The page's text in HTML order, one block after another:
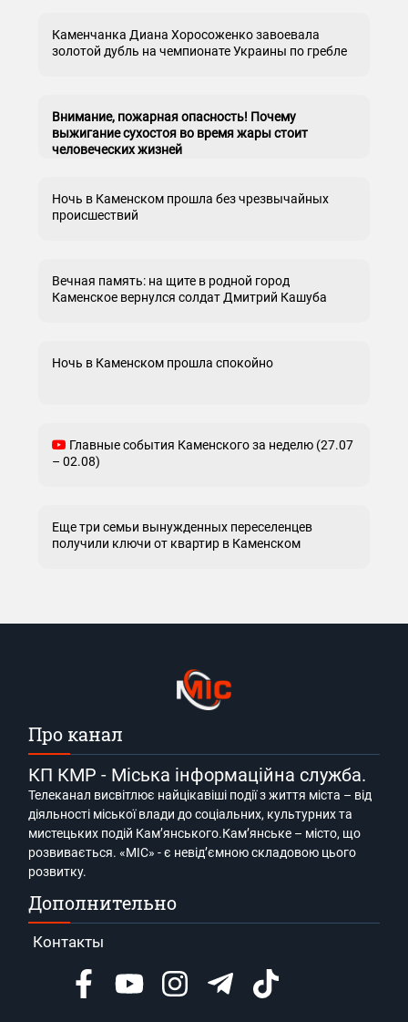
Каменчанка Диана Хоросоженко завоевала
золотой дубль на чемпионате Украины по гребле
Внимание, пожарная опасность! Почему
выжигание сухостоя во время жары стоит
человеческих жизней
Ночь в Каменском прошла без чрезвычайных
происшествий
Вечная память: на щите в родной город
Каменское вернулся солдат Дмитрий Кашуба
Ночь в Каменском прошла спокойно
Главные события Каменского за неделю (27.07
– 02.08)
Еще три семьи вынужденных переселенцев
получили ключи от квартир в Каменском
Про канал
КП КМР - Міська інформаційна служба.
Телеканал висвітлює найцікавіші події з життя міста – від
діяльності міської влади до соціальних, культурних та
мистецьких подій Кам’янського.Кам’янське – місто, що
розвивається. «МІС» - є невід’ємною складовою цього
розвитку.
Дополнительно
Контакты